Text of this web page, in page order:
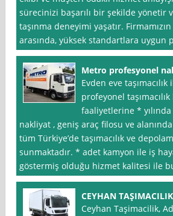
sürecinizi başarılı bir şekilde yönetir
taşınma deneyimi yaşatır.
arasında, yüksek standartlara uygun
Metro profesyonel
Evden eve
profeyonel
faaliyetlerine *
nakliyat , geniş araç filosu ve
tüm Türkiye’de taşımacılık ve
sunmaktadır. * adet kamyon ile iş
göstermiş olduğu hizmet kalitesi ile
CEYHAN TAŞIMACILIK
Ceyhan Taşimacilik,